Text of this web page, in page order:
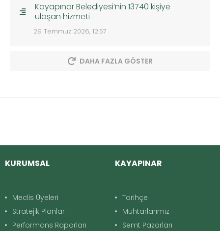
Kayapınar Belediyesi’nin 13740 kişiye
ulaşan hizmeti
29 Temmuz 2026, 12:57
DAHA FAZLA GÖSTER
KURUMSAL
Meclis Üyeleri
Stratejik Planlar
Performans Raporları
KAYAPINAR
Tarihçe
Muhtarlarımız
Semt Pazarları